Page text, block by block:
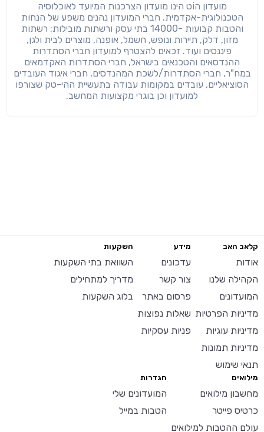
מועדון הוֹט הינו מועדון הצרכנות המיועד לאוכלוסיה
הטכנולוגית-אקדמית. חברי המועדון נהנים משפע של הנחות
והטבות קבועות -14000 בתי עסק ורשתות מובילות: רשתות
מזון, דלק, תיירות ונופש, חשמל, אופנה, מוצרים לבית ולגן,
פיננסים ועוד. זכאים להצטרף למועדון חברי הסתדרות
ההנדסאים והטכנאים בישראל, חברי הסתדרות האקדמאים
במח"ר, חברי הסתדרות/לשכת המהנדסים, חברי איגוד העובדים
הסוציאליים, עובדים במקומות עבודה בתעשיית ההי-טק שצורפו
למועדון וכן בוגרי מקצועות המחשב.
קלאב האב
אודות
הקהילה שלנו
המועדונים
מדיניות הפרטיות
מדיניות עוגיות
מדיניות תמונות
תנאי שימוש
מידע
עדכונים
צור קשר
פרסום באתר
שאלות נפוצות
פניות עסקיות
השקעות
השוואת בתי השקעות
מדריך למתחילים
בלוג השקעות
מילואים
מחשבון מילואים
כרטיס פייטר
עולם ההטבות למילואים
הגדרות
המועדונים שלי
הטבות במייל